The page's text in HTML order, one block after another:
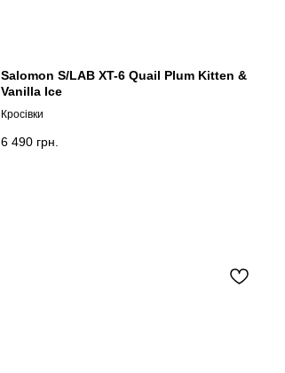
Salomon S/LAB XT-6 Quail Plum Kitten &
Vanilla Ice
Кросівки
6 490 грн.